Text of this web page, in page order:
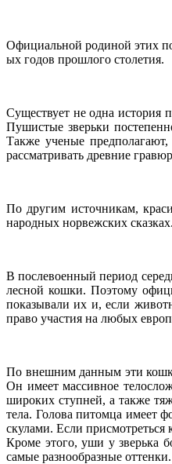
Официальной родиной этих
ых годов прошлого столетия.
Существует не одна история
Пушистые зверьки
Также ученые
рассматривать древние
По другим источникам,
народных норвежских
В послевоенный период
лесной кошки. Поэтому
показывали их и, если
право участия на любых
По внешним данным эти
Он имеет массивное
широких ступней, а также
тела. Голова питомца имеет
скулами. Если
Кроме этого, уши у зверька
самые разнообразные оттенки.